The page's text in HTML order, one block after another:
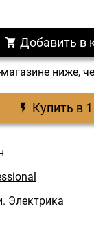
Добавить в
магазине ниже,
Купить в
Электрика